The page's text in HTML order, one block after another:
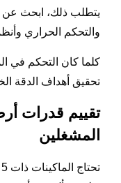
يتطلب ذلك، ابحث عن
والتحكم الحراري
كلما كان التحكم في
تحقيق أهداف الدقة
تقييم قدرات
المشغلين